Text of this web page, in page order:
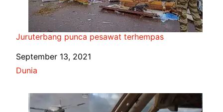
Juruterbang punca pesawat terhempas
Date
September 13, 2021
In relation to
Dunia